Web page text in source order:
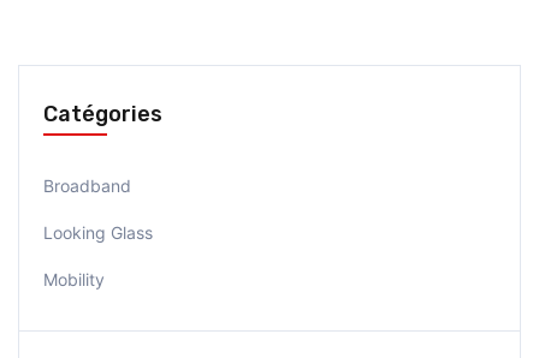
Catégories
Broadband
Looking Glass
Mobility